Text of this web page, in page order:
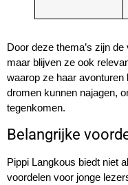
Door deze thema’s zijn
maar blijven ze ook
waarop ze haar avonturen
dromen kunnen najagen,
tegenkomen.
Belangrijke
Pippi Langkous biedt niet
voordelen voor jonge